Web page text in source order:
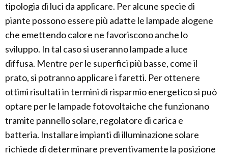
tipologia di luci da applicare. Per alcune specie di
piante possono essere più adatte le lampade alogene
che emettendo calore ne favoriscono anche lo
sviluppo. In tal caso si useranno lampade a luce
diffusa. Mentre per le superfici più basse, come il
prato, si potranno applicare i faretti. Per ottenere
ottimi risultati in termini di risparmio energetico si può
optare per le lampade fotovoltaiche che funzionano
tramite pannello solare, regolatore di carica e
batteria. Installare impianti di illuminazione solare
richiede di determinare preventivamente la posizione